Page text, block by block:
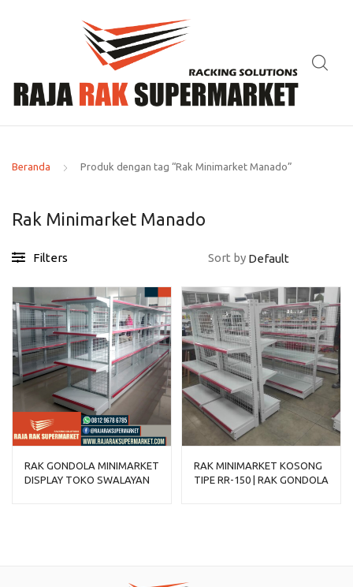
Beranda Produk dengan tag “Rak Minimarket Manado”
Rak Minimarket Manado
Filters Sort by
RAK GONDOLA MINIMARKET
DISPLAY TOKO SWALAYAN
RAK MINIMARKET KOSONG
TIPE RR-150 | RAK GONDOLA